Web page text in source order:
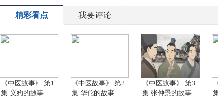
精彩看点 我要评论
《中医故事》 第1
集 义妁的故事
《中医故事》 第2
集 华佗的故事
《中医故事》 第3
集 张仲景的故事